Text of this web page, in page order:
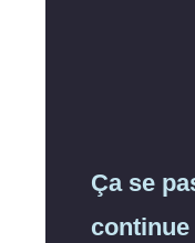
Ça se
continue